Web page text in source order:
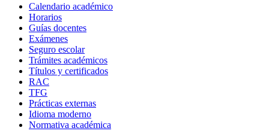
Calendario académico
Horarios
Guías docentes
Exámenes
Seguro escolar
Trámites académicos
Títulos y certificados
RAC
TFG
Prácticas externas
Idioma moderno
Normativa académica